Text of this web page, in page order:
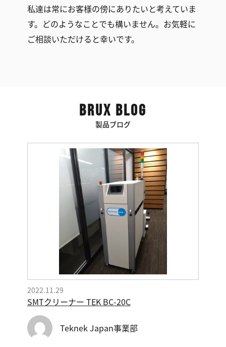
私達は常にお客様の傍にありたいと考えていま
す。どのようなことでも構いません。お気軽に
ご相談いただけると幸いです。
BRUX BLOG
製品ブログ
2022.11.29
SMTクリーナー TEK BC-20C
Teknek Japan事業部